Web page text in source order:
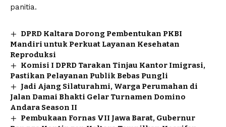
panitia.
DPRD Kaltara Dorong Pembentukan PKBI
Mandiri untuk Perkuat Layanan Kesehatan
Reproduksi
Komisi I DPRD Tarakan Tinjau Kantor Imigrasi,
Pastikan Pelayanan Publik Bebas Pungli
Jadi Ajang Silaturahmi, Warga Perumahan di
Jalan Damai Bhakti Gelar Turnamen Domino
Andara Season II
Pembukaan Fornas VII Jawa Barat, Gubernur